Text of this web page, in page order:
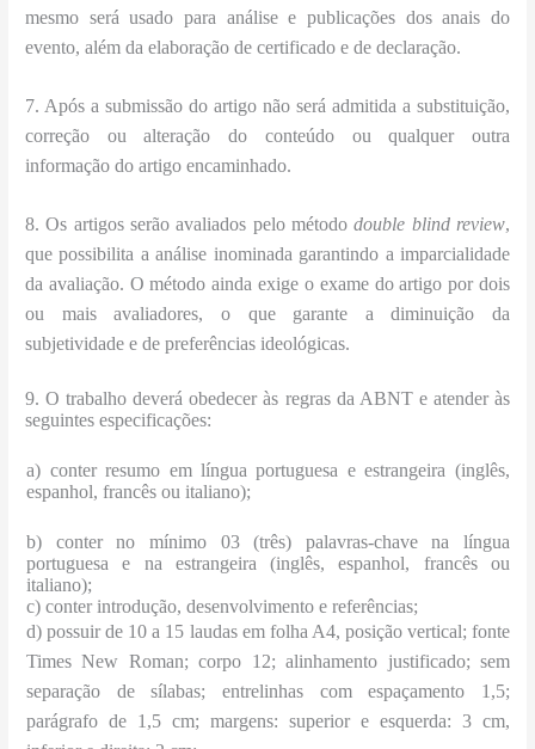
mesmo será usado para análise e publicações dos anais do
evento, além da elaboração de certificado e de declaração.
7. Após a submissão do artigo não será admitida a substituição,
correção ou alteração do conteúdo ou qualquer outra
informação do artigo encaminhado.
8. Os artigos serão avaliados pelo métododouble blind review,
que possibilita a análise inominada garantindo a imparcialidade
da avaliação. O método ainda exige o exame do artigo por dois
ou mais avaliadores, o que garante a diminuição da
subjetividade e de preferências ideológicas.
9. O trabalho deverá obedecer às regras da ABNT e atender às
seguintes especificações:
a) conter resumo em língua portuguesa e estrangeira (inglês,
espanhol, francês ou italiano);
b) conter no mínimo 03 (três) palavras-chave na língua
portuguesa e na estrangeira (inglês, espanhol, francês ou
italiano);
c) conter introdução, desenvolvimento e referências;
d) possuir de 10 a 15 laudas em folha A4, posição vertical; fonte
Times New Roman; corpo 12; alinhamento justificado; sem
separação de sílabas; entrelinhas com espaçamento 1,5;
parágrafo de 1,5 cm; margens: superior e esquerda: 3 cm,